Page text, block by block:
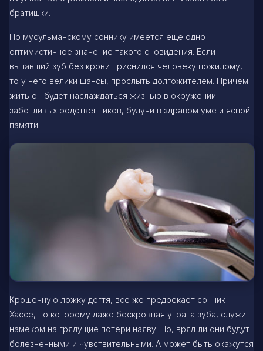
братишки.
По мусульманскому соннику имеется еще одно
оптимистичное значение такого сновидения. Если
выпавший зуб без крови приснился человеку пожилому,
то у него велики шансы, прослыть долгожителем. Причем
жить он будет наслаждаться жизнью в окружении
заботливых родственников, будучи в здравом уме и ясной
памяти.
Крошечную ложку дегтя, все же предрекает сонник
Хассе, по которому даже бескровная утрата зуба, служит
намеком на грядущие потери наяву. Но, вряд ли они будут
болезненными и чувствительными. А может быть окажутся